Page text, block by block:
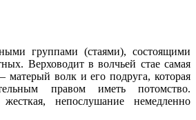
группами (стаями), состоящими
Верховодит в волчьей стае самая
матерый волк и его подруга, которая
правом иметь потомство.
непослушание немедленно